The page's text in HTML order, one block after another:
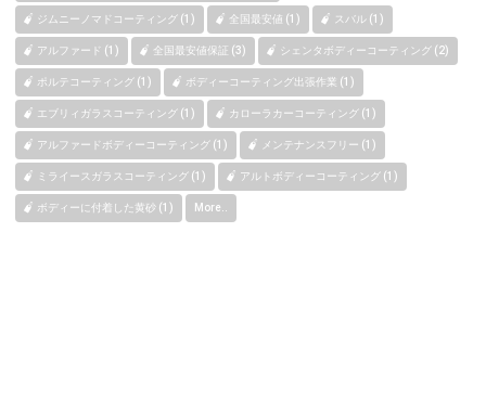
ジムニーノマドコーティング (1) 全国最安値 (1) スバル (1)
アルファード (1) 全国最安値保証 (3) シェンタボディーコーティング (2)
ポルテコーティング (1) ボディーコーティング出張作業 (1)
エブリィガラスコーティング (1) カローラカーコーティング (1)
アルファードボディーコーティング (1) メンテナンスフリー (1)
ミライースガラスコーティング (1) アルトボディーコーティング (1)
ボディーに付着した黄砂 (1) More..